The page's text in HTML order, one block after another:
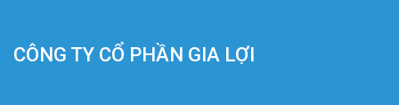
CÔNG TY CỔ PHẦN GIA LỢI